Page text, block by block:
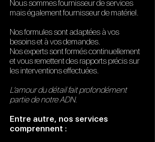
Nous sommes fournisseur de services
mais également fournisseur de matériel.
Nos formules sont adaptées à vos
besoins et à vos demandes.
Nos experts sont formés continuellement
et vous remettent des rapports précis sur
les interventions effectuées.
L’amour du détail fait profondément
partie de notre ADN.
Entre autre, nos services
comprennent :